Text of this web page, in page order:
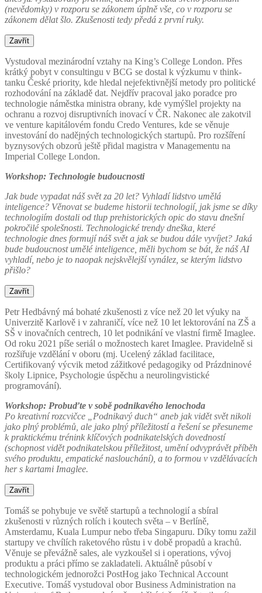
(nevědomky) v rozporu se zákonem úplně vše, co v rozporu se
zákonem dělat šlo. Zkušenosti tedy předá z první ruky.
Zavřít
Vystudoval mezinárodní vztahy na King’s College London. Přes
krátký pobyt v consultingu v BCG se dostal k výzkumu v think-
tanku České priority, kde hledal nejefektivnější metody pro politické
rozhodování na základě dat. Nejdřív pracoval jako poradce pro
technologie náměstka ministra obrany, kde vymýšlel projekty na
ochranu a rozvoj disruptivních inovací v ČR. Nakonec ale zakotvil
ve venture kapitálovém fondu Credo Ventures, kde se věnuje
investování do nadějných technologických startupů. Pro rozšíření
byznysových obzorů ještě přidal magistra v Managementu na
Imperial College London.
Workshop: Technologie budoucnosti
Jak bude vypadat náš svět za 20 let? Vyhladí lidstvo umělá
inteligence? Věnovat se budeme historii technologií, jak jsme se díky
technologiím dostali od tlup prehistorických opic do stavu dnešní
pokročilé spolešnosti. Technologické trendy dneška, které
technologie dnes formují náš svět a jak se budou dále vyvíjet? Jaká
bude budoucnost umělé inteligence, měli bychom se bát, že náš AI
vyhladí, nebo je to naopak nejskvělejší vynález, se kterým lidstvo
přišlo?
Zavřít
Petr Hedbávný má bohaté zkušenosti z více než 20 let výuky na
Univerzitě Karlově i v zahraničí, více než 10 let lektorování na ZŠ a
SŠ v inovačních centrech, 10 let podnikání ve vlastní firmě Imaglee.
Od roku 2021 píše seriál o možnostech karet Imaglee. Pravidelně si
rozšiřuje vzdělání v oboru (mj. Ucelený základ facilitace,
Certifikovaný výcvik metod zážitkové pedagogiky od Prázdninové
školy Lipnice, Psychologie úspěchu a neurolingvistické
programování).
Workshop: Probuďte v sobě podnikavého lenochoda
Po kreativní rozcvičce „Podnikavý duch“ aneb jak vidět svět nikoli
jako plný problémů, ale jako plný příležitostí a řešení se přesuneme
k praktickému trénink klíčových podnikatelských dovedností
(schopnost vidět podnikatelskou příležitost, umění odvyprávět příběh
svého produktu, empatické naslouchání), a to formou v vzdělávacích
her s kartami Imaglee.
Zavřít
Tomáš se pohybuje ve světě startupů a technologií a sbíral
zkušenosti v různých rolích i koutech světa – v Berlíně,
Amsterdamu, Kuala Lumpur nebo třeba Singapuru. Díky tomu zažil
startupy ve chvílích raketového růstu i v době propadů a krachů.
Věnuje se převážně sales, ale vyzkoušel si i operations, vývoj
produktu a práci přímo se zakladateli. Aktuálně působí v
technologickém jednorožci PostHog jako Technical Account
Executive. Tomáš vystudoval obor Business Administration na